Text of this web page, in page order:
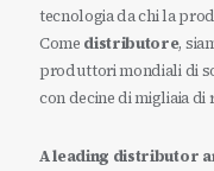
tecnologia da chi la
Come distributore,
produttori mondiali di
con decine di migliaia di
A leading distributor